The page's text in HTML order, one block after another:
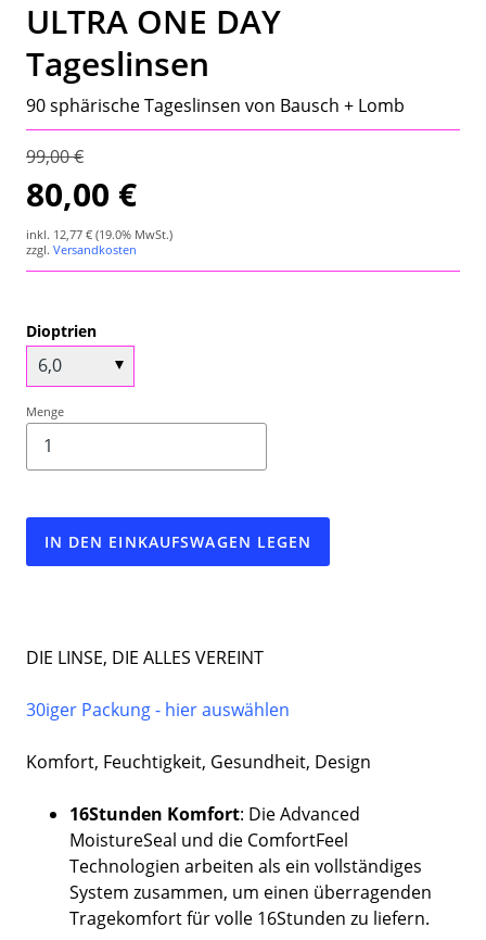
Wetterstation
Hygrometer
Über uns
Kontakt
ULTRA ONE DAY
Tageslinsen
90 sphärische Tageslinsen von Bausch + Lomb
99,00 €
80,00 €
inkl. 12,77 € (19.0% MwSt.)
zzgl. Versandkosten
Dioptrien
Menge
IN DEN EINKAUFSWAGEN LEGEN
DIE LINSE, DIE ALLES VEREINT
30iger Packung - hier auswählen
Komfort, Feuchtigkeit, Gesundheit, Design
16Stunden Komfort: Die Advanced
MoistureSeal und die ComfortFeel
Technologien arbeiten als ein vollständiges
System zusammen, um einen überragenden
Tragekomfort für volle 16Stunden zu liefern.